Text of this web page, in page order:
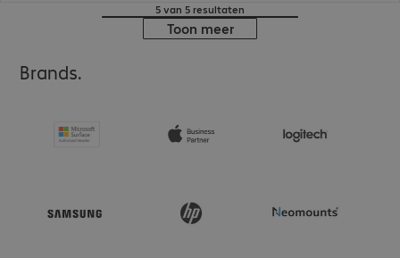
5 van 5 resultaten
Toon meer
Brands.